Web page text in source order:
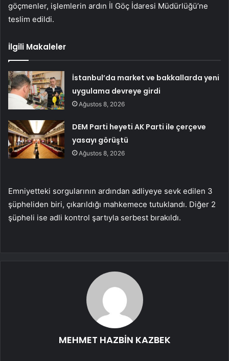
göçmenler, işlemlerin ardın İl Göç İdaresi Müdürlüğü’ne
teslim edildi.
İlgili Makaleler
İstanbul’da market ve bakkallarda yeni
uygulama devreye girdi
Ağustos 8, 2026
DEM Parti heyeti AK Parti ile çerçeve
yasayı görüştü
Ağustos 8, 2026
Emniyetteki sorgularının ardından adliyeye sevk edilen 3
şüpheliden biri, çıkarıldığı mahkemece tutuklandı. Diğer 2
şüpheli ise adli kontrol şartıyla serbest bırakıldı.
MEHMET HAZBİN KAZBEK